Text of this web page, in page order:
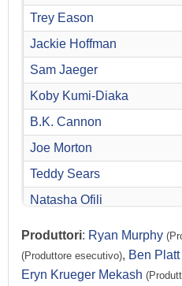
Trey Eason
Jackie Hoffman
Sam Jaeger
Koby Kumi-Diaka
B.K. Cannon
Joe Morton
Teddy Sears
Natasha Ofili
Martina Navratilova
Dylan McDermott
Produttori: Ryan Murphy
(Produttore esecutivo), Ben Platt
Eryn Krueger Mekash